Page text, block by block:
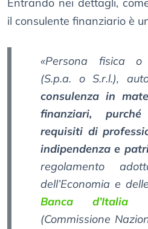
Entrando nei dettagli,
il consulente finanziario è
«Persona fisica o
(S.p.a. o S.r.l.),
consulenza in
finanziari,
requisiti di
indipendenza e
regolamento
dell’Economia e
Banca d’Italia
(Commissione